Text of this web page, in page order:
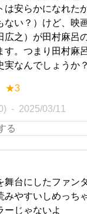
は安らかになれた
ない？）けど、映
広之）が田村麻呂
す。つまり田村麻
実なんでしょうか
★3
2025/03/11
舞台にしたファン
みやすいしめっち
ーじゃないよ